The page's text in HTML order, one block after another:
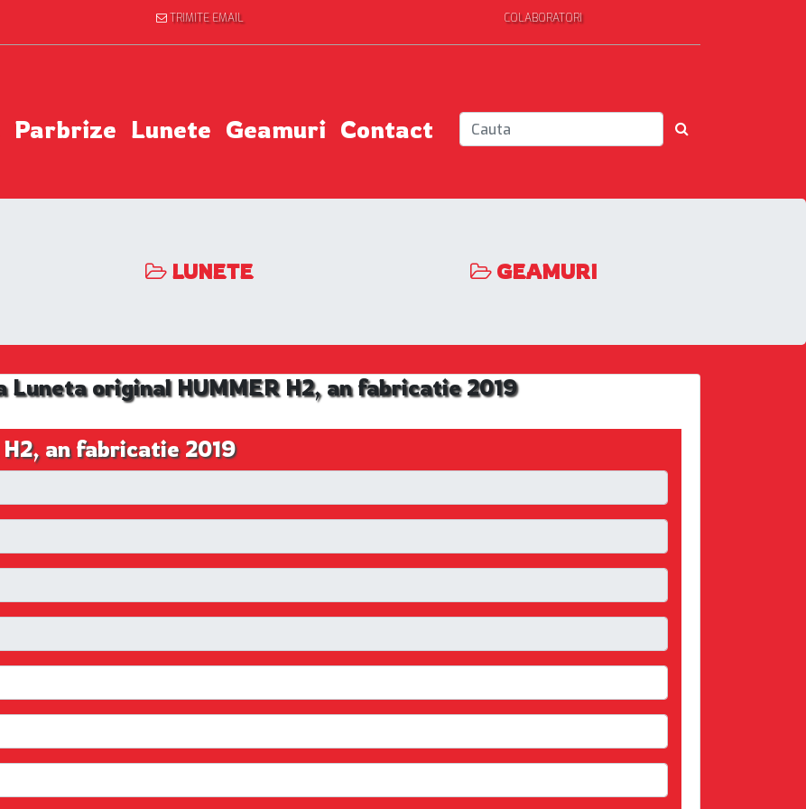
TRIMITE EMAIL COLABORATORI
Parbrize Lunete Geamuri Contact
LUNETE GEAMURI
Luneta original HUMMER H2, an fabricatie 2019
an fabricatie 2019